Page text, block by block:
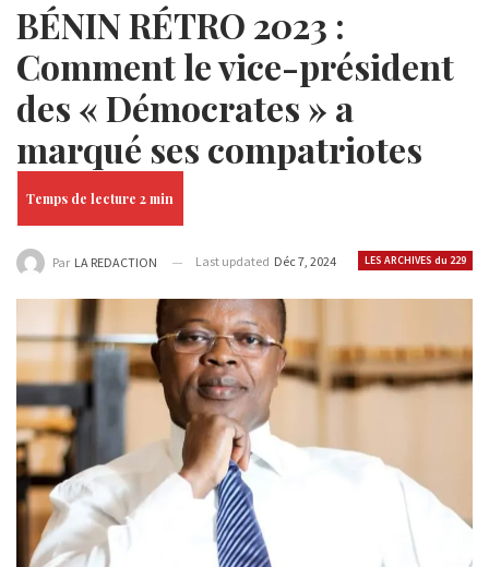
BÉNIN RÉTRO 2023 :
Comment le vice-président
des « Démocrates » a
marqué ses compatriotes
LES ARCHIVES du 229
Par LA REDACTION Last updated Déc 7, 2024